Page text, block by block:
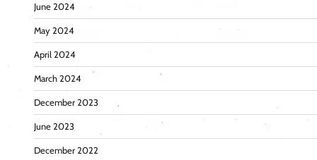
June 2024
May 2024
April 2024
March 2024
December 2023
June 2023
December 2022